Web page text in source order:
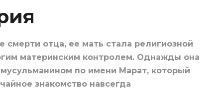
отца, ее мать стала религиозной
материнским контролем. Однажды она
по имени Марат, который
знакомство навсегда